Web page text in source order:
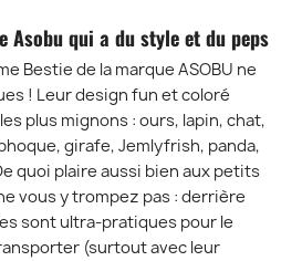
Asobu qui a du style et du peps
Bestie de la marque ASOBU ne
! Leur design fun et coloré
plus mignons : ours, lapin, chat,
girafe, Jemlyfrish, panda,
quoi plaire aussi bien aux petits
vous y trompez pas : derrière
sont ultra-pratiques pour le
(surtout avec leur